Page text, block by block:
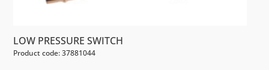
LOW PRESSURE SWITCH
Product code: 37881044